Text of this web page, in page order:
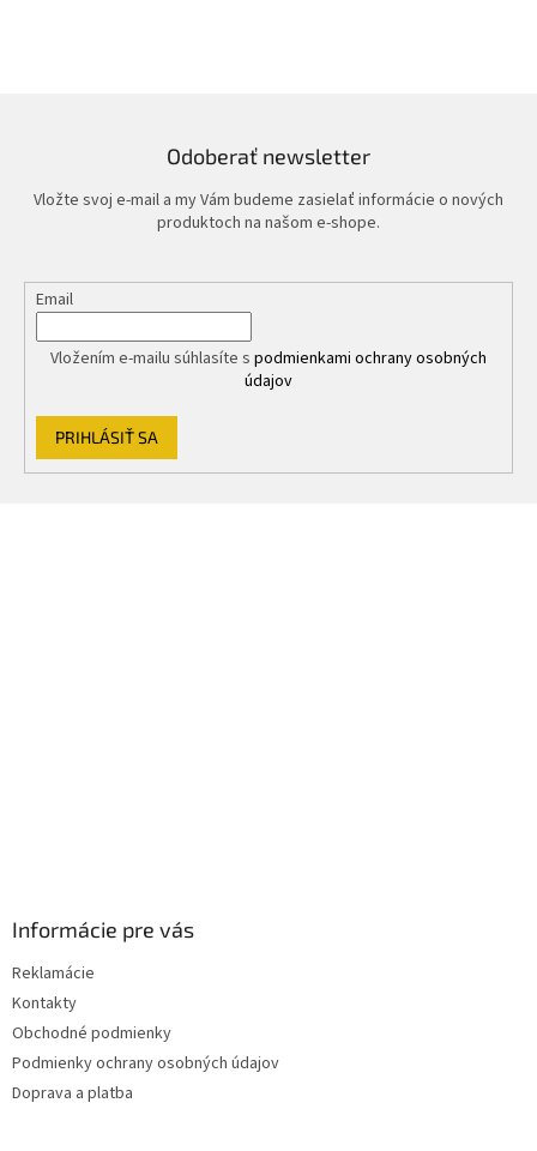
Odoberať newsletter
Vložte svoj e-mail a my Vám budeme zasielať informácie o nových
produktoch na našom e-shope.
Email
Vložením e-mailu súhlasíte s podmienkami ochrany osobných
údajov
PRIHLÁSIŤ SA
Informácie pre vás
Reklamácie
Kontakty
Obchodné podmienky
Podmienky ochrany osobných údajov
Doprava a platba